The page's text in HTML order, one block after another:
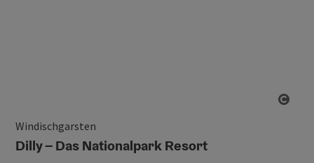
Windischgarsten
Dilly – Das Nationalpark Resort